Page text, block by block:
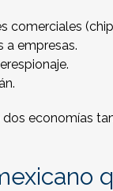
comerciales
a empresas.
economías